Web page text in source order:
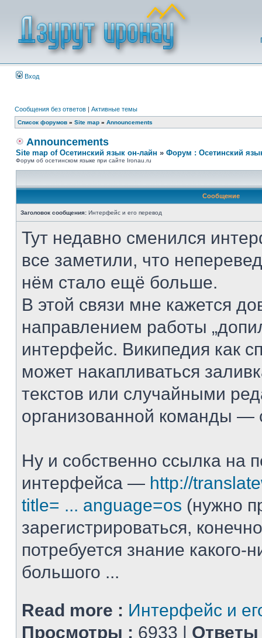
Вход
Сообщения без ответов | Активные темы
Список форумов » Site map » Announcements
Announcements
Site map of Осетинский язык он-лайн » Форум : Осетинский
Форум об осетинском языке при сайте Ironau.ru
Сообщение
Заголовок сообщения: Интерфейс и его перевод
Тут недавно сменился
все заметили, что
нём стало ещё больше.
В этой связи мне кажется
направлением работы
интерфейс. Википедия как
может накапливаться
текстов или случайными
организованной команды —
Ну и собственно ссылка на
интерфейса — http://
title= ... anguage=os (нужно
зарегистрироваться,
потребуется знание какого-
большого ...
Read more : Интерфейс и
Просмотры : 6933 | Ответы